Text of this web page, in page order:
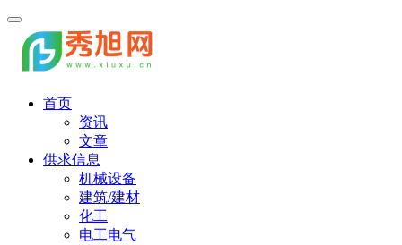
首页
资讯
文章
供求信息
机械设备
建筑/建材
化工
电工电气